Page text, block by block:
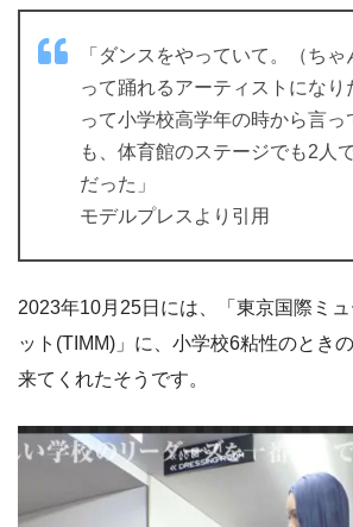
「ダンスをやっていて。（ち
って踊れるアーティストになり
って小学校高学年の時から言っ
も、体育館のステージでも2人
だった」
モデルプレスより引用
2023年10月25日には、「東京国際ミ
ット(TIMM)」に、小学校6粘性のとき
来てくれたそうです。